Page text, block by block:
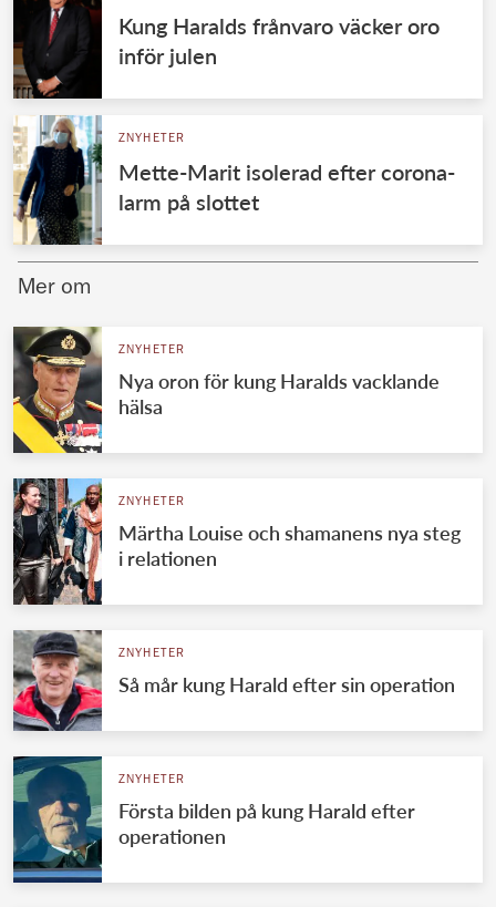
Kung Haralds frånvaro väcker oro
inför julen
ZNYHETER
Mette-Marit isolerad efter corona-
larm på slottet
Mer om
ZNYHETER
Nya oron för kung Haralds vacklande
hälsa
ZNYHETER
Märtha Louise och shamanens nya steg
i relationen
ZNYHETER
Så mår kung Harald efter sin operation
ZNYHETER
Första bilden på kung Harald efter
operationen